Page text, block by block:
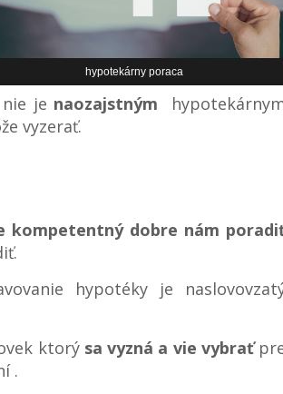
hypotekárny poraca
je naozajstným
vyzerať.
kompetentný dobre nám
hypotéky je
ktorýsa vyzná a vie vybrať
.